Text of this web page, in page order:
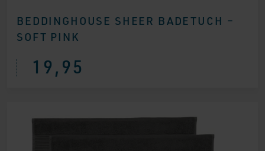
BEDDINGHOUSE SHEER BADETUCH –
SOFT PINK
19,95